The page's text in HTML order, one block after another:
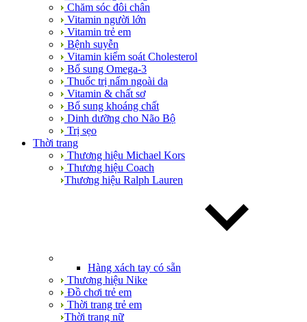
Chăm sóc đôi chân
Vitamin người lớn
Vitamin trẻ em
Bệnh suyễn
Vitamin kiểm soát Cholesterol
Bổ sung Omega-3
Thuốc trị nấm ngoài da
Vitamin & chất sơ
Bổ sung khoáng chất
Dinh dưỡng cho Não Bộ
Trị sẹo
Thời trang
Thương hiệu Michael Kors
Thương hiệu Coach
Thương hiệu Ralph Lauren
Hàng xách tay có sẵn
Thương hiệu Nike
Đồ chơi trẻ em
Thời trang trẻ em
Thời trang nữ